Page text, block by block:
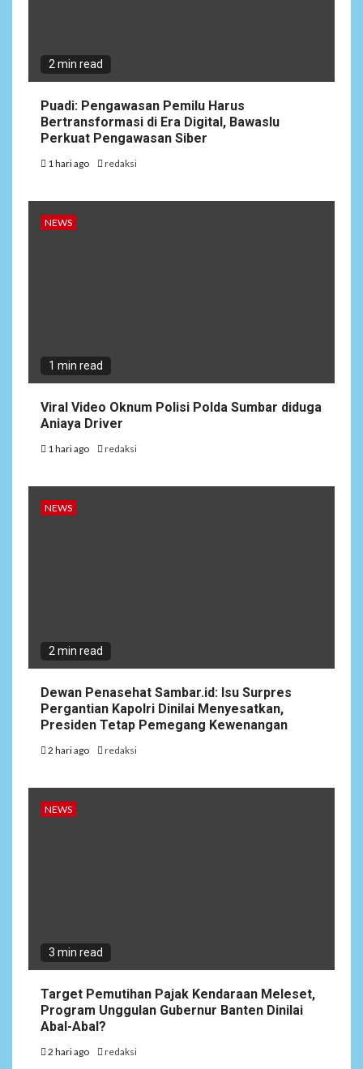
2 min read
Puadi: Pengawasan Pemilu Harus
Bertransformasi di Era Digital, Bawaslu
Perkuat Pengawasan Siber
1 hari ago redaksi
NEWS
1 min read
Viral Video Oknum Polisi Polda Sumbar diduga
Aniaya Driver
1 hari ago redaksi
NEWS
2 min read
Dewan Penasehat Sambar.id: Isu Surpres
Pergantian Kapolri Dinilai Menyesatkan,
Presiden Tetap Pemegang Kewenangan
2 hari ago redaksi
NEWS
3 min read
Target Pemutihan Pajak Kendaraan Meleset,
Program Unggulan Gubernur Banten Dinilai
Abal-Abal?
2 hari ago redaksi